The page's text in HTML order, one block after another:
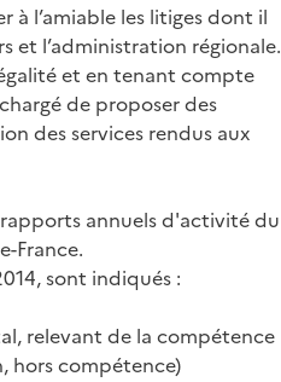
à l’amiable les litiges dont il
et l’administration régionale.
et en tenant compte
de proposer des
des services rendus aux
rapports annuels d'activité du
France.
sont indiqués :
relevant de la compétence
hors compétence)